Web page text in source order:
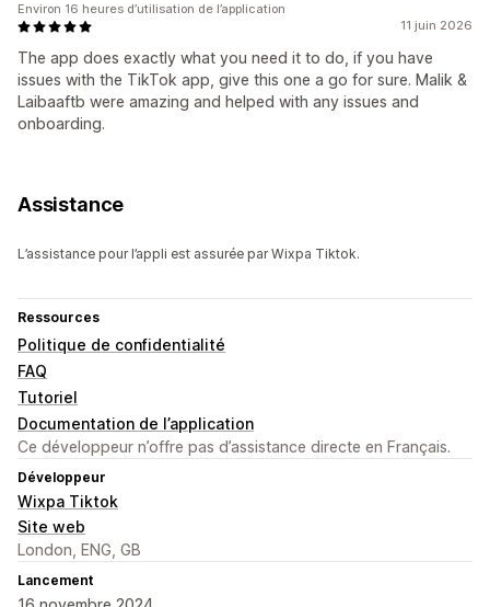
11 juin 2026
The app does exactly what you need it to do, if you have
issues with the TikTok app, give this one a go for sure. Malik &
Laibaaftb were amazing and helped with any issues and
onboarding.
Environ 16 heures d’utilisation de l’application
Assistance
L’assistance pour l’appli est assurée par Wixpa Tiktok.
Ressources
Politique de confidentialité
FAQ
Tutoriel
Documentation de l’application
Ce développeur n’offre pas d’assistance directe en Français.
Développeur
Wixpa Tiktok
Site web
London, ENG, GB
Lancement